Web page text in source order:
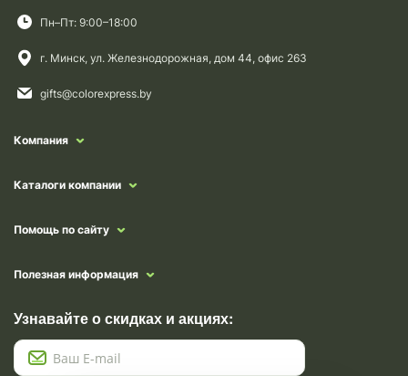
Пн–Пт: 9:00–18:00
г. Минск, ул. Железнодорожная, дом 44, офис 263
gifts@colorexpress.by
Компания
Каталоги компании
Помощь по сайту
Полезная информация
Узнавайте о скидках и акциях: